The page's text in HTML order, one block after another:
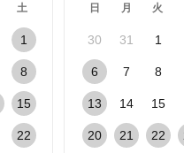
土
1
8
15
22
日 月 火
30 31 1
6 7 8
13 14 15
20 21 22